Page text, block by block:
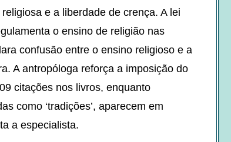
e a liberdade de crença. A lei
o ensino de religião nas
confusão entre o ensino religioso e a
A antropóloga reforça a imposição do
citações nos livros, enquanto
como ‘tradições’, aparecem em
a especialista.